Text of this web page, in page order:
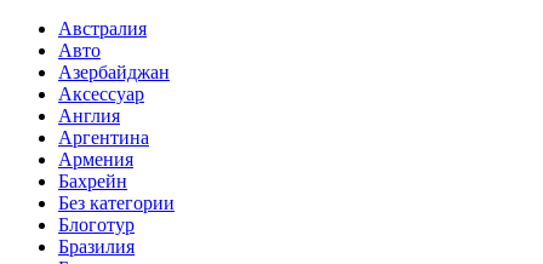
Австралия
Авто
Азербайджан
Аксессуар
Англия
Аргентина
Армения
Бахрейн
Без категории
Блоготур
Бразилия